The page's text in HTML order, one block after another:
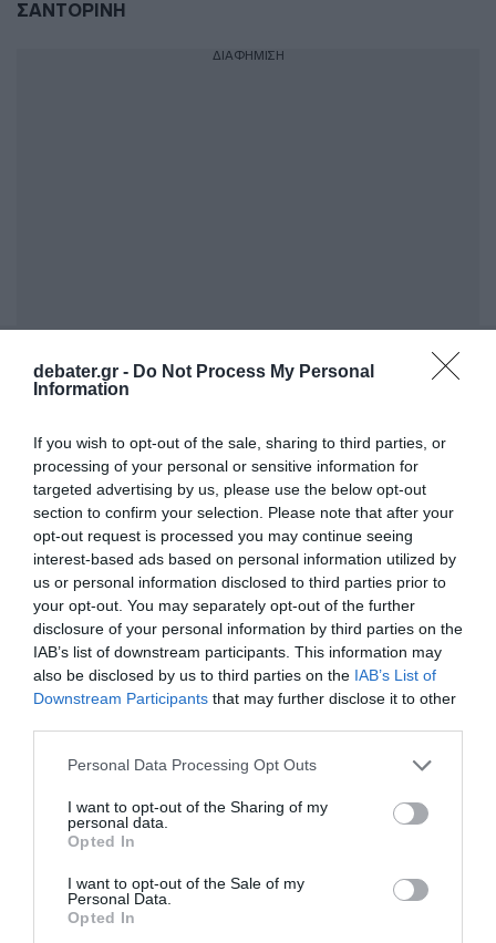
debater.gr - Do Not Process My Personal
Information
If you wish to opt-out of the sale, sharing to third parties, or
processing of your personal or sensitive information for
targeted advertising by us, please use the below opt-out
section to confirm your selection. Please note that after your
opt-out request is processed you may continue seeing
interest-based ads based on personal information utilized by
us or personal information disclosed to third parties prior to
your opt-out. You may separately opt-out of the further
disclosure of your personal information by third parties on the
IAB’s list of downstream participants. This information may
also be disclosed by us to third parties on the IAB’s List of
Downstream Participants that may further disclose it to other
Please note that this website/app uses one or more Google
not limited to your visit or usage behaviour. You may click to
grant or deny consent to Google and its third-party tags to
use your data for below specified purposes in below Google
consent section.
Personal Data Processing Opt Outs
I want to opt-out of the Sharing of my
personal data.
Opted In
I want to opt-out of the Sale of my
Personal Data.
Opted In
ΣΑΝΤΟΡΙΝΗ
ΔΙΑΦΗΜΙΣΗ
ΣΧΟΛΙΑ